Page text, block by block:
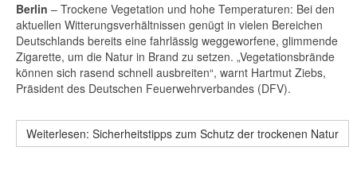
Berlin – Trockene Vegetation und hohe Temperaturen: Bei den
aktuellen Witterungsverhältnissen genügt in vielen Bereichen
Deutschlands bereits eine fahrlässig weggeworfene, glimmende
Zigarette, um die Natur in Brand zu setzen. „Vegetationsbrände
können sich rasend schnell ausbreiten“, warnt Hartmut Ziebs,
Präsident des Deutschen Feuerwehrverbandes (DFV).
Weiterlesen: Sicherheitstipps zum Schutz der trockenen Natur